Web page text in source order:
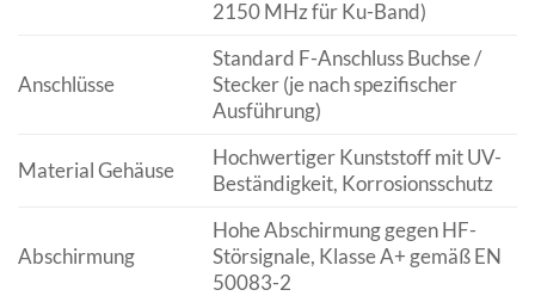
2150 MHz für Ku-Band)
Anschlüsse
Standard F-Anschluss Buchse /
Stecker (je nach spezifischer
Ausführung)
Material Gehäuse
Hochwertiger Kunststoff mit UV-
Beständigkeit, Korrosionsschutz
Abschirmung
Hohe Abschirmung gegen HF-
Störsignale, Klasse A+ gemäß EN
50083-2